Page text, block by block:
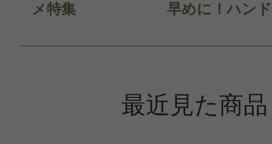
メ特集
早めに！ハン
最近見た商品